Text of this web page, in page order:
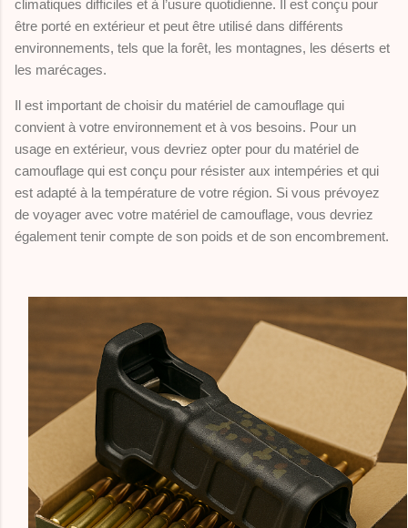
climatiques difficiles et à l’usure quotidienne. Il est conçu pour
être porté en extérieur et peut être utilisé dans différents
environnements, tels que la forêt, les montagnes, les déserts et
les marécages.
Il est important de choisir du matériel de camouflage qui
convient à votre environnement et à vos besoins. Pour un
usage en extérieur, vous devriez opter pour du matériel de
camouflage qui est conçu pour résister aux intempéries et qui
est adapté à la température de votre région. Si vous prévoyez
de voyager avec votre matériel de camouflage, vous devriez
également tenir compte de son poids et de son encombrement.